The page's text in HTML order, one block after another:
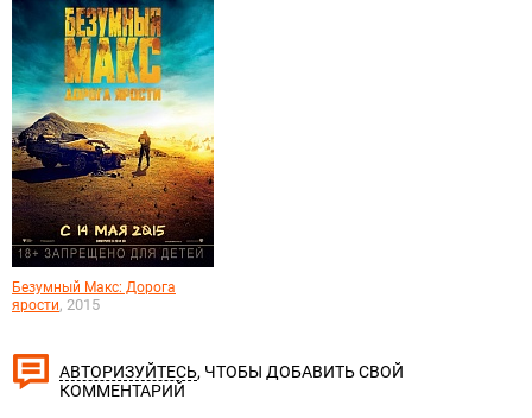
Безумный Макс: Дорога
ярости, 2015
АВТОРИЗУЙТЕСЬ, ЧТОБЫ ДОБАВИТЬ СВОЙ
КОММЕНТАРИЙ